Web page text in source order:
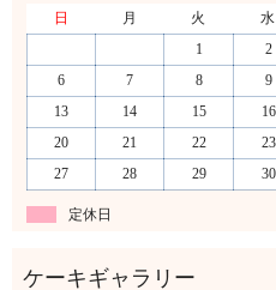
日
月 火 水
1
2
6
7 8 9
13
14 15 16
20
21 22 23
27
28 29 30
定休日